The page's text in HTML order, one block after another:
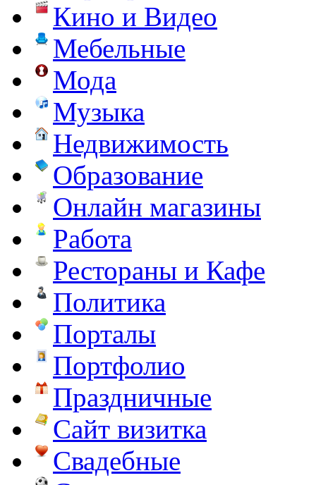
Кино и Видео
Мебельные
Мода
Музыка
Недвижимость
Образование
Онлайн магазины
Работа
Рестораны и Кафе
Политика
Порталы
Портфолио
Праздничные
Сайт визитка
Свадебные